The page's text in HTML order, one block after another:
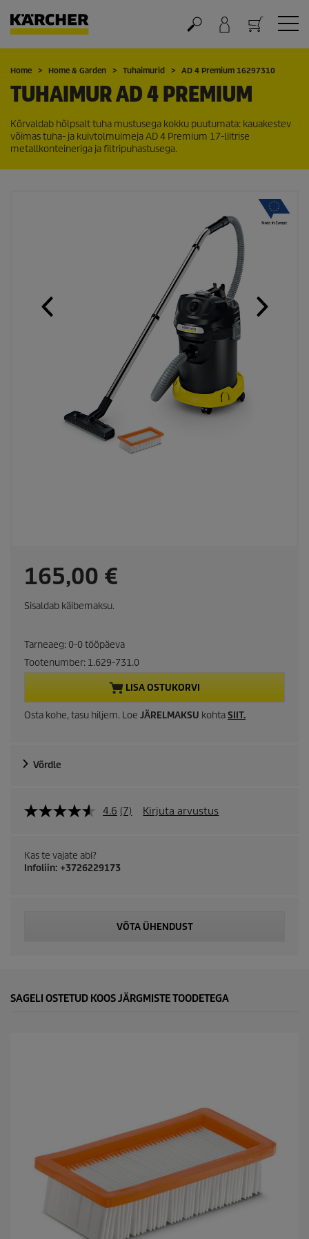
Ostukorv
Home Home & Garden Tuhaimurid AD 4 Premium 16297310
TUHAIMUR AD 4 PREMIUM
Kõrvaldab hõlpsalt tuha mustusega kokku puutumata: kauakestev
võimas tuha- ja kuivtolmuimeja AD 4 Premium 17-liitrise
metallkonteineriga ja filtripuhastusega.
C
u
r
e
n
p
r
d
r
165,00 €
Sisaldab käibemaksu.
Tarneaeg: 0-0 tööpäeva
Tootenumber: 1.629-731.0
LISA OSTUKORVI
Osta kohe, tasu hiljem. Loe JÄRELMAKSU kohtaSIIT.
Võrdle
4.6 (7) Kirjuta arvustus
Kas te vajate abi?
Infoliin: +3726229173
VÕTA ÜHENDUST
SAGELI OSTETUD KOOS JÄRGMISTE TOODETEGA